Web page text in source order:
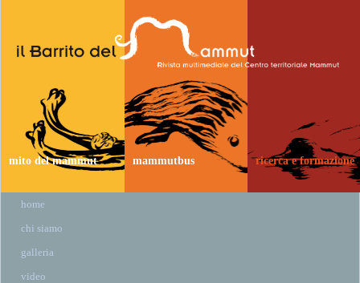
mito del mammut mammutbus ricerca e formazione
home
chi siamo
galleria
video